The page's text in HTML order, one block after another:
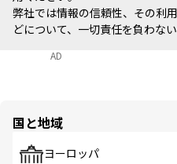
弊社では情報の信頼性、その利
どについて、一切責任を負わない
AD
国と地域
ヨーロッパ